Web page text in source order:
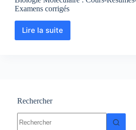
Examens corrigés
Lire la suite
Biologie
Examens
Rechercher
résultat